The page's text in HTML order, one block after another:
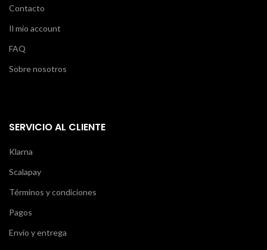
Contacto
Il mio account
FAQ
Sobre nosotros
SERVICIO AL CLIENTE
Klarna
Scalapay
Términos y condiciones
Pagos
Envío y entrega